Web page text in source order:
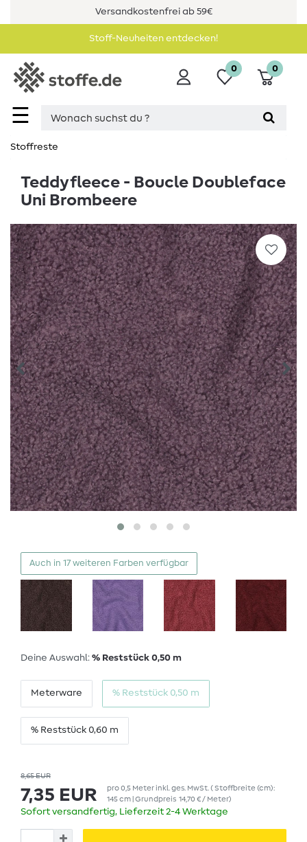
Versandkostenfrei ab 59€
Stoff-Neuheiten entdecken!
☰
0 0
Stoffreste
Teddyfleece - Boucle Doubleface
Uni Brombeere
Auch in 17 weiteren Farben verfügbar
Deine Auswahl: % Reststück 0,50 m
Meterware % Reststück 0,50 m
% Reststück 0,60 m
8,65 EUR
7,35 EUR pro0,5 Meterinkl. ges. MwSt. ( Stoffbreite (cm):
145 cm | Grundpreis 14,70 € / Meter)
Sofort versandfertig, Lieferzeit 2-4 Werktage